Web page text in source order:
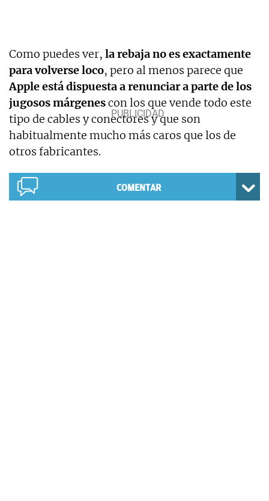
Como puedes ver, la rebaja no es exactamente
para volverse loco, pero al menos parece que
Apple está dispuesta a renunciar a parte de los
jugosos márgenescon los que vende todo este
tipo de cables y conectores y que son
habitualmente mucho más caros que los de
otros fabricantes.
COMENTAR